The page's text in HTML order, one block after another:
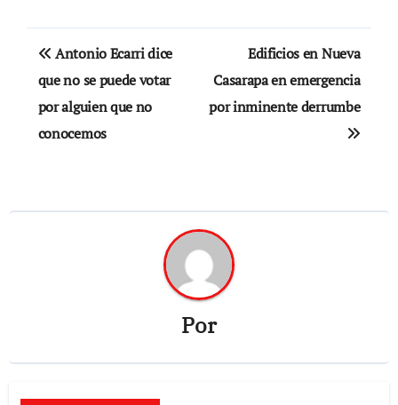
Navegación
de
entradas
Antonio Ecarri dice
que no se puede votar
por alguien que no
conocemos
Edificios en Nueva
Casarapa en emergencia
por inminente derrumbe
Por